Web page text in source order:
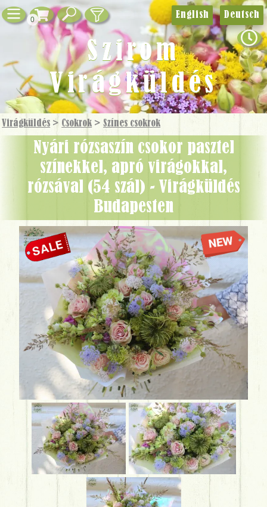
0
Virágküldés > Csokrok >Színes csokrok
Nyári rózsaszín csokor pasztel
színekkel, apró virágokkal,
rózsával (54 szál) - Virágküldés
Budapesten
English Deutsch
Szirom
Virágküldés